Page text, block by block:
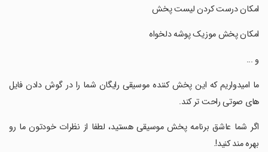
‏امکان درست کردن لیست پخش
‏امکان پخش موزیک پوشه دلخواه
‏و ...
‏ما امیدواریم که این پخش کننده موسیقی رایگان شما را در گوش دادن فایل
های صوتی راحت تر کند.
‏اگر شما عاشق برنامه پخش موسیقی هستید، لطفا از نظرات خودتون ما رو
بهره مند کنید!.